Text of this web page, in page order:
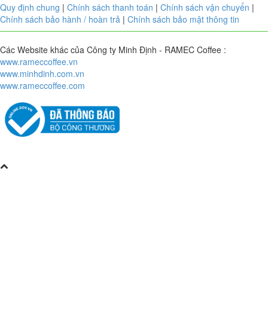
Quy định chung | Chính sách thanh toán | Chính sách vận chuyển |
Chính sách bảo hành / hoàn trả | Chính sách bảo mật thông tin
Các Website khác của Công ty Minh Định - RAMEC Coffee :
www.rameccoffee.vn
www.minhdinh.com.vn
www.rameccoffee.com